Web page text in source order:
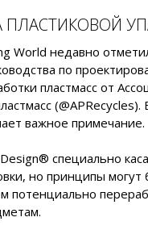
ПЛАСТИКОВОЙ
World недавно
по
пластмасс от
(@APRecycles).
важное примечание.
специально
но принципы могут
потенциально